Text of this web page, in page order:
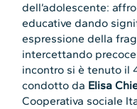
dell’adolescente:
educative dando
espressione della
intercettando
incontro si è tenuto il
condotto da Elisa
Cooperativa sociale